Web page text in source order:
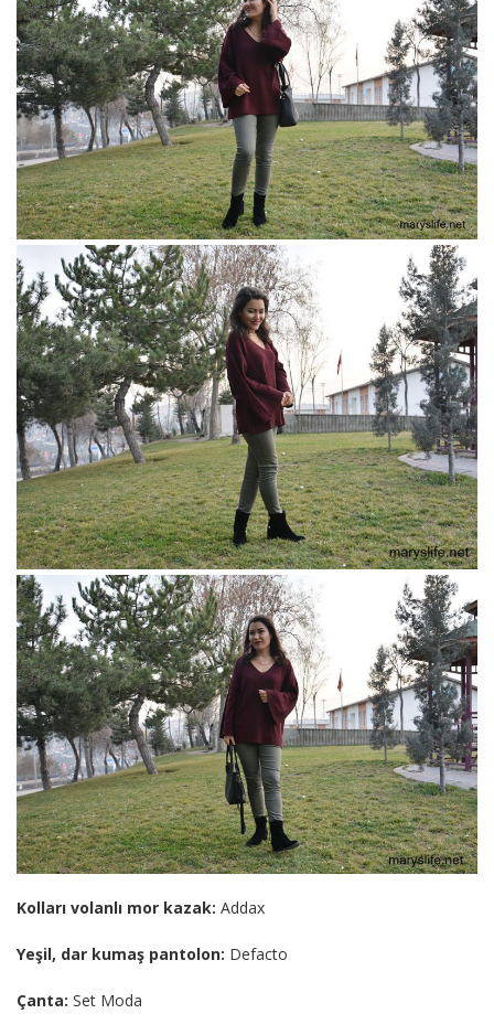
Kolları volanlı mor kazak: Addax
Yeşil, dar kumaş pantolon: Defacto
Çanta: Set Moda